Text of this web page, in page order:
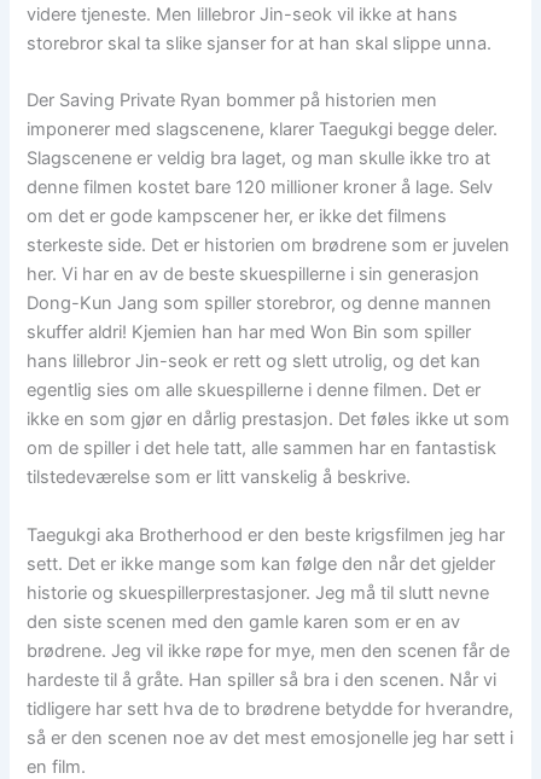
videre tjeneste. Men lillebror Jin-seok vil ikke at hans
storebror skal ta slike sjanser for at han skal slippe unna.
Der Saving Private Ryan bommer på historien men
imponerer med slagscenene, klarer Taegukgi begge deler.
Slagscenene er veldig bra laget, og man skulle ikke tro at
denne filmen kostet bare 120 millioner kroner å lage. Selv
om det er gode kampscener her, er ikke det filmens
sterkeste side. Det er historien om brødrene som er juvelen
her. Vi har en av de beste skuespillerne i sin generasjon
Dong-Kun Jang som spiller storebror, og denne mannen
skuffer aldri! Kjemien han har med Won Bin som spiller
hans lillebror Jin-seok er rett og slett utrolig, og det kan
egentlig sies om alle skuespillerne i denne filmen. Det er
ikke en som gjør en dårlig prestasjon. Det føles ikke ut som
om de spiller i det hele tatt, alle sammen har en fantastisk
tilstedeværelse som er litt vanskelig å beskrive.
Taegukgi aka Brotherhood er den beste krigsfilmen jeg har
sett. Det er ikke mange som kan følge den når det gjelder
historie og skuespillerprestasjoner. Jeg må til slutt nevne
den siste scenen med den gamle karen som er en av
brødrene. Jeg vil ikke røpe for mye, men den scenen får de
hardeste til å gråte. Han spiller så bra i den scenen. Når vi
tidligere har sett hva de to brødrene betydde for hverandre,
så er den scenen noe av det mest emosjonelle jeg har sett i
en film.